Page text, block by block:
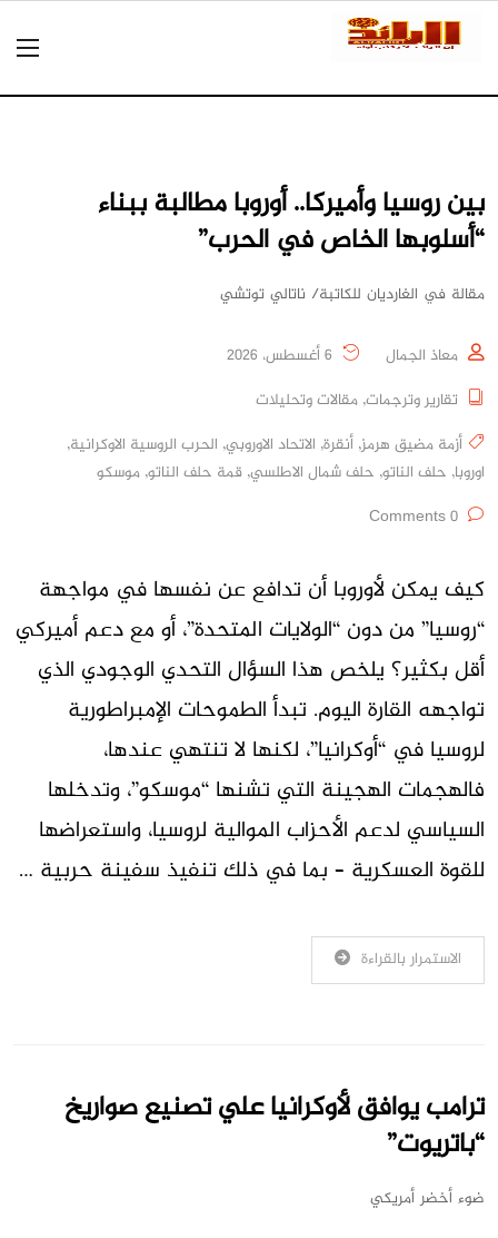
بين روسيا وأميركا.. أوروبا مطالبة ببناء
“أسلوبها الخاص في الحرب”
مقالة في الغارديان للكاتبة/ ناتالي توتشي
معاذ الجمال
تقارير وترجمات, مقالات وتحليلات
أزمة مضيق هرمز, أنقرة, الاتحاد الاوروبي, الحرب الروسية الاوكرانية,
اوروبا, حلف الناتو, حلف شمال الاطلسي, قمة حلف الناتو, موسكو
كيف يمكن لأوروبا أن تدافع عن نفسها في مواجهة
“روسيا” من دون “الولايات المتحدة”، أو مع دعم أميركي
أقل بكثير؟ يلخص هذا السؤال التحدي الوجودي الذي
تواجهه القارة اليوم. تبدأ الطموحات الإمبراطورية
لروسيا في “أوكرانيا”، لكنها لا تنتهي عندها،
فالهجمات الهجينة التي تشنها “موسكو”، وتدخلها
السياسي لدعم الأحزاب الموالية لروسيا، واستعراضها
للقوة العسكرية – بما في ذلك تنفيذ سفينة حربية …
الاستمرار بالقراءة
ترامب يوافق لأوكرانيا علي تصنيع صواريخ
“باتريوت”
ضوء أخضر أمريكي